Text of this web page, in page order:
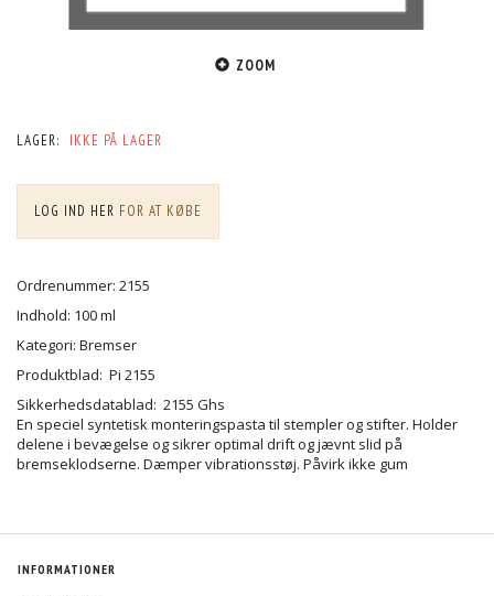
ZOOM
LAGER: IKKE PÅ LAGER
LOG IND HER FOR AT KØBE
Ordrenummer: 2155
Indhold: 100 ml
Kategori: Bremser
Produktblad: Pi 2155
Sikkerhedsdatablad: 2155 Ghs
En speciel syntetisk monteringspasta til stempler og stifter. Holder
delene i bevægelse og sikrer optimal drift og jævnt slid på
bremseklodserne. Dæmper vibrationsstøj. Påvirk ikke gum
INFORMATIONER